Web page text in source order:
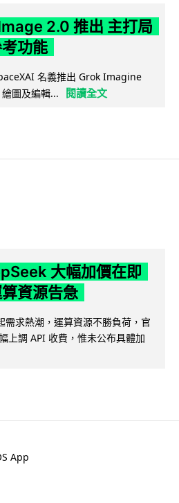
2.0 推出 主打局
功能
名義推出 Grok Imagine
圖及編輯...
閱讀全文
大幅加價在即
資源告急
需求熱潮，運算資源不勝負荷，官
上調 API 收費，惟未公布具體加
App